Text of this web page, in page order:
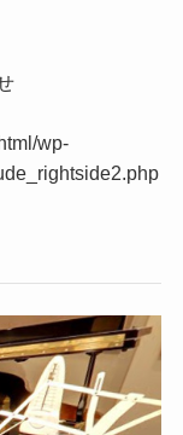
wp-